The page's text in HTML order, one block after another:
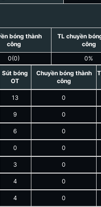
bóng thành
công
0(0)
TL chuyền
công
0%
Sút bóng
OT
Chuyền bóng thành
công
13 0
9 0
6 0
0 0
3 0
4 0
4 0